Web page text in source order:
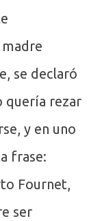
madre
se declaró
quería rezar
y en uno
frase:
Fournet,
ser